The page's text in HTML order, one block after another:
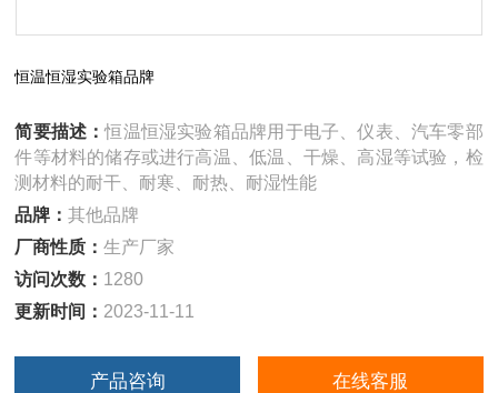
恒温恒湿实验箱品牌
简要描述：恒温恒湿实验箱品牌用于电子、仪表、汽车零部
件等材料的储存或进行高温、低温、干燥、高湿等试验，检
测材料的耐干、耐寒、耐热、耐湿性能
品牌：其他品牌
厂商性质：生产厂家
访问次数： 1280
更新时间： 2023-11-11
产品咨询 在线客服